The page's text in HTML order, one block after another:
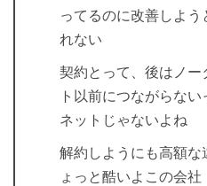
ってるのに改善しよ
れない
契約とって、後はノー
ト以前につながらな
ネットじゃないよね
解約しようにも高額な
ょっと酷いよこの会社